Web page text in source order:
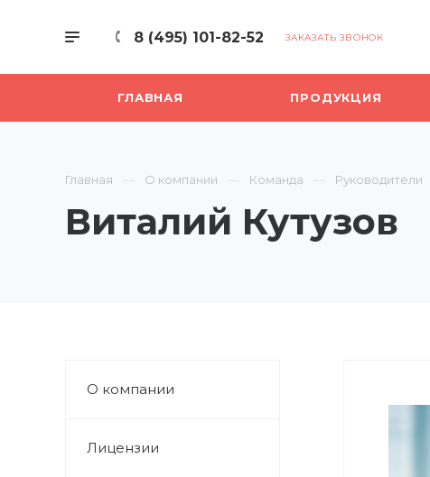
8 (495) 101-82-52 ЗАКАЗАТЬ ЗВОНОК
ГЛАВНАЯ ПРОДУКЦИЯ
Главная О компании Команда Руководители
Виталий Кутузов
О компании
Лицензии